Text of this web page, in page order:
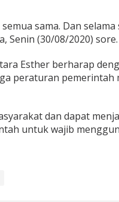
sama. Dan
Senin (30/08/2020) sore.
Esther berharap
peraturan pemerintah
dan dapat
untuk wajib